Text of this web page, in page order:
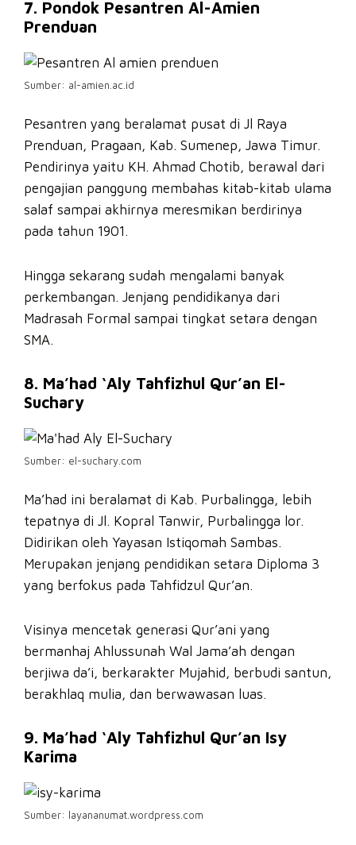
7. Pondok Pesantren Al-Amien
Prenduan
Sumber: al-amien.ac.id
Pesantren yang beralamat pusat di Jl Raya
Prenduan, Pragaan, Kab. Sumenep, Jawa Timur.
Pendirinya yaitu KH. Ahmad Chotib, berawal dari
pengajian panggung membahas kitab-kitab ulama
salaf sampai akhirnya meresmikan berdirinya
pada tahun 1901.
Hingga sekarang sudah mengalami banyak
perkembangan. Jenjang pendidikanya dari
Madrasah Formal sampai tingkat setara dengan
SMA.
8. Ma’had ‘Aly Tahfizhul Qur’an El-
Suchary
Sumber: el-suchary.com
Ma’had ini beralamat di Kab. Purbalingga, lebih
tepatnya di Jl. Kopral Tanwir, Purbalingga lor.
Didirikan oleh Yayasan Istiqomah Sambas.
Merupakan jenjang pendidikan setara Diploma 3
yang berfokus pada Tahfidzul Qur’an.
Visinya mencetak generasi Qur’ani yang
bermanhaj Ahlussunah Wal Jama’ah dengan
berjiwa da’i, berkarakter Mujahid, berbudi santun,
berakhlaq mulia, dan berwawasan luas.
9. Ma’had ‘Aly Tahfizhul Qur’an Isy
Karima
Sumber: layananumat.wordpress.com